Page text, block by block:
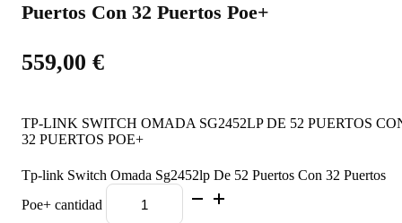
Puertos Con 32 Puertos Poe+
559,00 €
TP-LINK SWITCH OMADA SG2452LP DE 52 PUERTOS
32 PUERTOS POE+
Tp-link Switch Omada Sg2452lp De 52 Puertos Con 32 Puertos
Poe+ cantidad